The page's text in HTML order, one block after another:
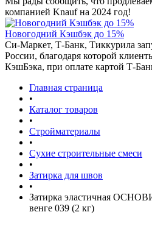
компанией Knauf на 2024 год!
Новогодний Кэшбэк до 15%
Си-Маркет, Т-Банк, Тиккурила
России, благодаря которой
КэшБэка, при оплате картой Т-
Главная страница
•
Каталог товаров
•
Стройматериалы
•
Сухие строительные смеси
•
Затирка для швов
•
Затирка эластичная
венге 039 (2 кг)